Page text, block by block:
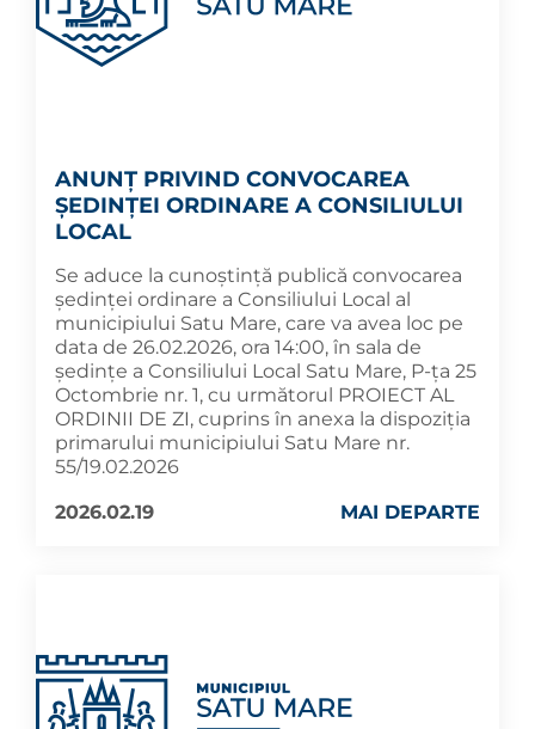
ANUNȚ PRIVIND CONVOCAREA
ȘEDINȚEI ORDINARE A CONSILIULUI
LOCAL
Se aduce la cunoștință publică convocarea
ședinței ordinare a Consiliului Local al
municipiului Satu Mare, care va avea loc pe
data de 26.02.2026, ora 14:00, în sala de
ședințe a Consiliului Local Satu Mare, P-ța 25
Octombrie nr. 1, cu următorul PROIECT AL
ORDINII DE ZI, cuprins în anexa la dispoziția
primarului municipiului Satu Mare nr.
55/19.02.2026
2026.02.19
MAI DEPARTE